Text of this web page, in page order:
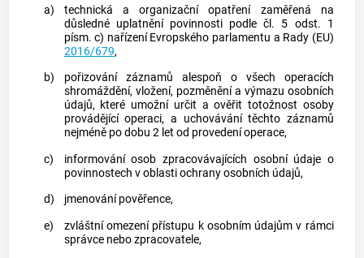
a)
technická a organizační opatření zaměřená na
důsledné uplatnění povinnosti podle čl. 5 odst. 1
písm. c) nařízení Evropského parlamentu a Rady (EU)
2016/679,
b)
pořizování záznamů alespoň o všech operacích
shromáždění, vložení, pozměnění a výmazu osobních
údajů, které umožní určit a ověřit totožnost osoby
provádějící operaci, a uchovávání těchto záznamů
nejméně po dobu 2 let od provedení operace,
c)
informování osob zpracovávajících osobní údaje o
povinnostech v oblasti ochrany osobních údajů,
d)
jmenování pověřence,
e)
zvláštní omezení přístupu k osobním údajům v rámci
správce nebo zpracovatele,